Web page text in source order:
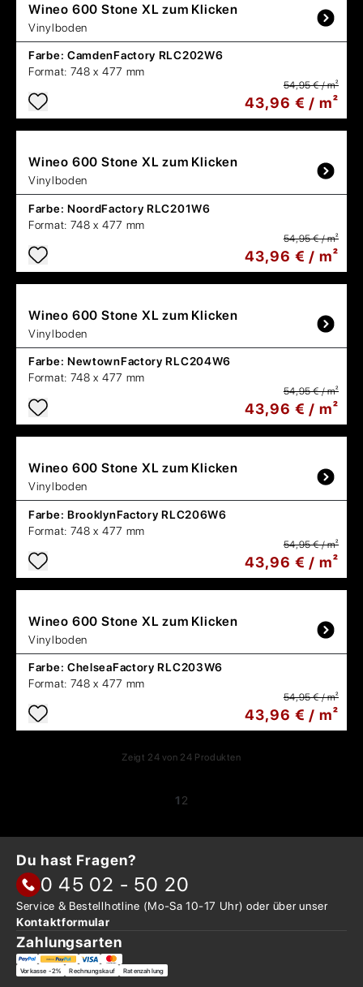
Wineo 600 Stone XL zum Klicken
Vinylboden
Farbe: CamdenFactory RLC202W6
Format: 748 x 477 mm
54,95 € / m²
43,96 € / m²
Wineo 600 Stone XL zum Klicken
Vinylboden
Farbe: NoordFactory RLC201W6
Format: 748 x 477 mm
54,95 € / m²
43,96 € / m²
Wineo 600 Stone XL zum Klicken
Vinylboden
Farbe: NewtownFactory RLC204W6
Format: 748 x 477 mm
54,95 € / m²
43,96 € / m²
Wineo 600 Stone XL zum Klicken
Vinylboden
Farbe: BrooklynFactory RLC206W6
Format: 748 x 477 mm
54,95 € / m²
43,96 € / m²
Wineo 600 Stone XL zum Klicken
Vinylboden
Farbe: ChelseaFactory RLC203W6
Format: 748 x 477 mm
54,95 € / m²
43,96 € / m²
Zeigt 24 von 24 Produkten
1 2
Du hast Fragen?
0 45 02 - 50 20
Service & Bestellhotline (Mo-Sa 10-17 Uhr) oder überunser
Kontaktformular
Zahlungsarten
Vorkasse -2% Rechnungskauf Ratenzahlung